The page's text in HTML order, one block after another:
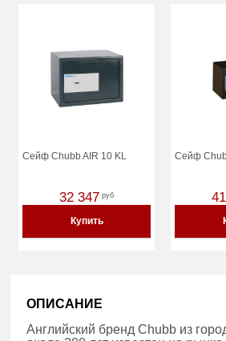
Сейф Chubb AIR 10 KL
32 347 руб
Купить
Сейф
ОПИСАНИЕ
Английский бренд Chubb из